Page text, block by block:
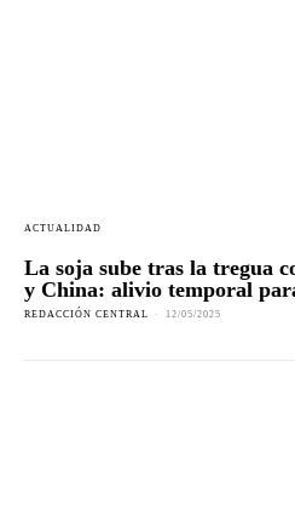
ACTUALIDAD
La soja sube tras la tregua
y China: alivio temporal
REDACCIÓN CENTRAL - 12/05/2025